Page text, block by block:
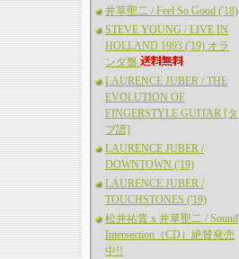
井草聖二 / Feel So Good ('18)
STEVE YOUNG / LIVE IN
HOLLAND 1993 ('19) オラ
ンダ盤
LAURENCE JUBER / THE
EVOLUTION OF
FINGERSTYLE GUITAR [タ
ブ譜]
LAURENCE JUBER /
DOWNTOWN ('19)
LAURENCE JUBER /
TOUCHSTONES ('19)
松井祐貴 x 井草聖二 / Sound
Intersection（CD）絶賛発売
中!!